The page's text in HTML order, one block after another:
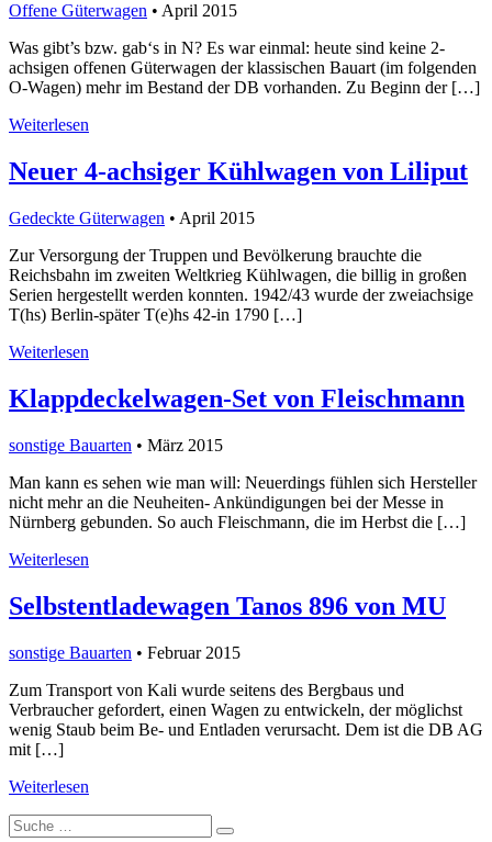
Offene Güterwagen • April 2015
Was gibt’s bzw. gab‘s in N? Es war einmal: heute sind keine 2-
achsigen offenen Güterwagen der klassischen Bauart (im folgenden
O-Wagen) mehr im Bestand der DB vorhanden. Zu Beginn der […]
Weiterlesen
Neuer 4-achsiger Kühlwagen von Liliput
Gedeckte Güterwagen • April 2015
Zur Versorgung der Truppen und Bevölkerung brauchte die
Reichsbahn im zweiten Weltkrieg Kühlwagen, die billig in großen
Serien hergestellt werden konnten. 1942/43 wurde der zweiachsige
T(hs) Berlin-später T(e)hs 42-in 1790 […]
Weiterlesen
Klappdeckelwagen-Set von Fleischmann
sonstige Bauarten • März 2015
Man kann es sehen wie man will: Neuerdings fühlen sich Hersteller
nicht mehr an die Neuheiten- Ankündigungen bei der Messe in
Nürnberg gebunden. So auch Fleischmann, die im Herbst die […]
Weiterlesen
Selbstentladewagen Tanos 896 von MU
sonstige Bauarten • Februar 2015
Zum Transport von Kali wurde seitens des Bergbaus und
Verbraucher gefordert, einen Wagen zu entwickeln, der möglichst
wenig Staub beim Be- und Entladen verursacht. Dem ist die DB AG
mit […]
Weiterlesen
Suche